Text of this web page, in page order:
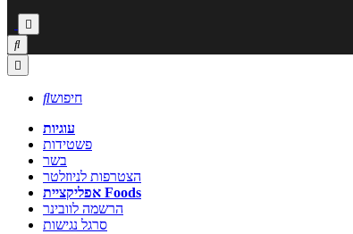



חיפוש
עוגיות
פשטידות
בשר
הצטרפות לניוזלטר
אפליקציית Foods
הרשמה לוובינר
סרגל נגישות